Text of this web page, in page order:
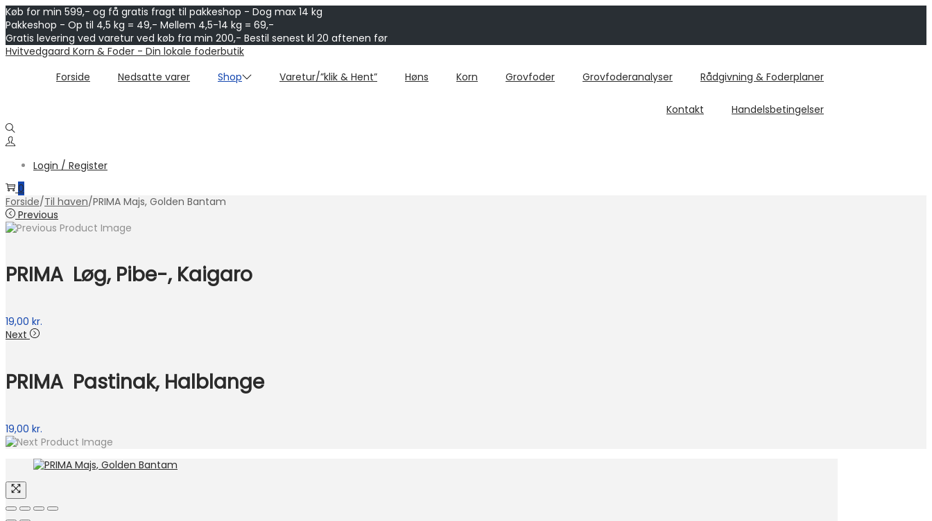
Køb for min 599,- og få gratis fragt til pakkeshop - Dog max 14 kg
Pakkeshop - Op til 4,5 kg = 49,- Mellem 4,5-14 kg = 69,-
Gratis levering ved varetur ved køb fra min 200,- Bestil senest kl 20 aftenen før
Skip
Skip
Hvitvedgaard Korn & Foder - Din lokale foderbutik
Forside
Nedsatte varer Shop Varetur/”klik & Hent” Høns Korn Grovfoder Grovfoderanalyser Rådgivning & Foderplaner
Kontakt Handelsbetingelser
Login / Register
0
Forside/Til haven/PRIMA Majs, Golden Bantam
Previous
PRIMA Løg, Pibe-, Kaigaro
19,00 kr.
Next
PRIMA Pastinak, Halblange
19,00 kr.